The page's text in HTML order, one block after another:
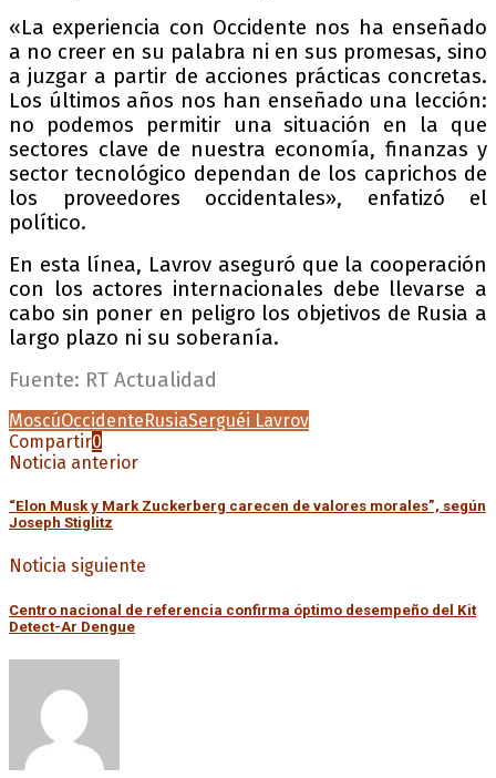
«La experiencia con Occidente nos ha enseñado
a no creer en su palabra ni en sus promesas, sino
a juzgar a partir de acciones prácticas concretas.
Los últimos años nos han enseñado una lección:
no podemos permitir una situación en la que
sectores clave de nuestra economía, finanzas y
sector tecnológico dependan de los caprichos de
los proveedores occidentales», enfatizó el
político.
En esta línea, Lavrov aseguró que la cooperación
con los actores internacionales debe llevarse a
cabo sin poner en peligro los objetivos de Rusia a
largo plazo ni su soberanía.
Fuente: RT Actualidad
MoscúOccidenteRusiaSerguéi Lavrov
Compartir0
Noticia anterior
“Elon Musk y Mark Zuckerberg carecen de valores morales”, según
Joseph Stiglitz
Noticia siguiente
Centro nacional de referencia confirma óptimo desempeño del Kit
Detect-Ar Dengue